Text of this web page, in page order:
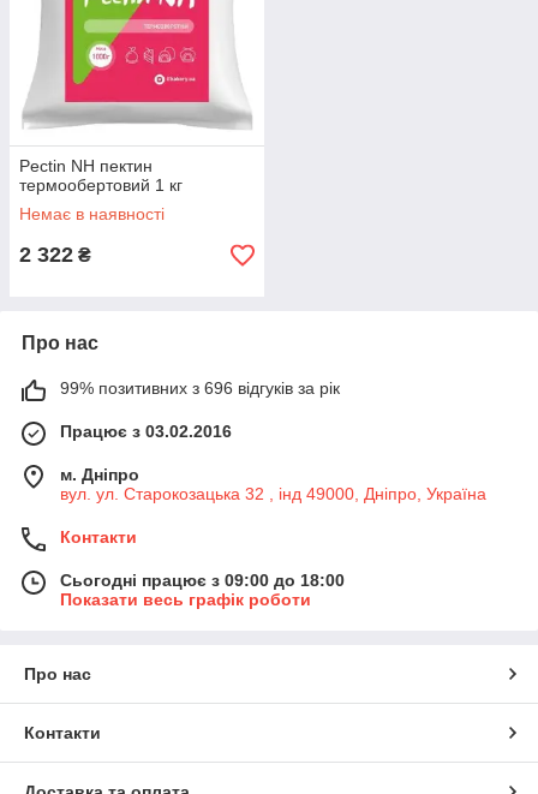
Pectin NH пектин
термообертовий 1 кг
Немає в наявності
2 322 ₴
Про нас
99% позитивних з 696 відгуків за рік
Працює з 03.02.2016
м. Дніпро
вул. ул. Старокозацька 32 , інд 49000, Дніпро, Україна
Контакти
Сьогодні працює з 09:00 до 18:00
Показати весь графік роботи
Про нас
Контакти